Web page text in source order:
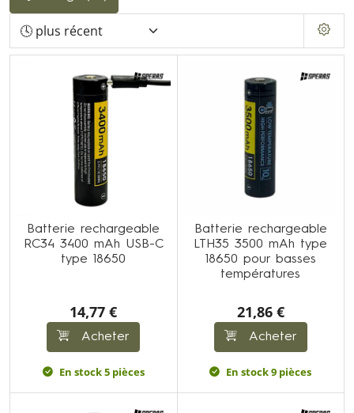
Batterie rechargeable
RC34 3400 mAh USB-C
type 18650
14,77 €
Acheter
En stock 5 pièces
Batterie rechargeable
LTH35 3500 mAh type
18650 pour basses
températures
21,86 €
Acheter
En stock 9 pièces